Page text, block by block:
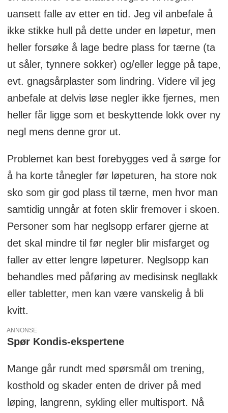
uansett falle av etter en tid. Jeg vil anbefale å
ikke stikke hull på dette under en løpetur, men
heller forsøke å lage bedre plass for tærne (ta
ut såler, tynnere sokker) og/eller legge på tape,
evt. gnagsårplaster som lindring. Videre vil jeg
anbefale at delvis løse negler ikke fjernes, men
heller får ligge som et beskyttende lokk over ny
negl mens denne gror ut.
Problemet kan best forebygges ved å sørge for
å ha korte tånegler før løpeturen, ha store nok
sko som gir god plass til tærne, men hvor man
samtidig unngår at foten sklir fremover i skoen.
Personer som har neglsopp erfarer gjerne at
det skal mindre til før negler blir misfarget og
faller av etter lengre løpeturer. Neglsopp kan
behandles med påføring av medisinsk negllakk
eller tabletter, men kan være vanskelig å bli
kvitt.
ANNONSE
Spør Kondis-ekspertene
Mange går rundt med spørsmål om trening,
kosthold og skader enten de driver på med
løping, langrenn, sykling eller multisport. Nå